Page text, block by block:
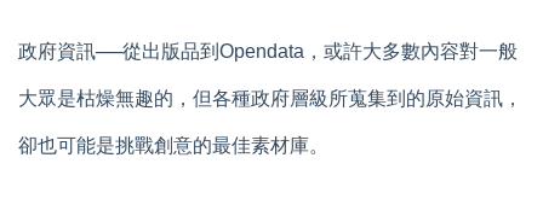
政府資訊──從出版品到 Opendata ， 或許大多數內容對一般
大眾是枯燥無趣的，但各種政府層級所蒐集到的原始資訊，
卻也可能是挑戰創意的最佳素材庫。